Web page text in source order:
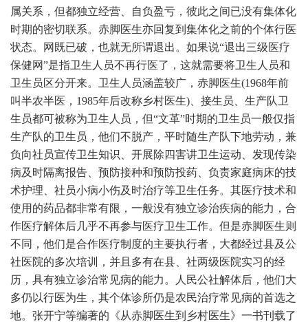
属关系，但都独立经营、自负盈亏，彼此之间已没有集体化
时期的密切联系。赤脚医生亦回复到集体化之前的个体行医
状态。网既已破，也就无所谓退出。如果说“退出三级医疗
保健网”是指卫生人员不再行医了，这就需要将卫生人员和
卫生员区分开来。卫生人员涵盖较广，赤脚医生(1968年前
叫半农半医，1985年后改称乡村医生)、接生员、生产队卫
生员都可被称为卫生人员，但“文革”时期的卫生员一般仅指
生产队的卫生员，他们不脱产，平时随生产队下地劳动，兼
负向社员宣传卫生知识、开展除四害讲卫生运动、发现传染
病及时隔离报告、预防接种和预防投药、负责家庭病床的技
术护理、社员小病小伤及时治疗等卫生任务。其医疗技术和
使用的药品都非常有限，一般没有独立诊治疾病的能力，合
作医疗解体后几乎不再参与医疗卫生工作。但是赤脚医生则
不同，他们是合作医疗制度的主要执行者，大都经过县及公
社医院的多次培训，并且多有在县、社两级医院实习的经
历，具有独立诊治常见病的能力。人民公社解体后，他们大
多仍以行医为生，其个体诊所仍是农民治疗常见病的首选之
地。张开宁等编著的《从赤脚医生到乡村医生》一书刊载了